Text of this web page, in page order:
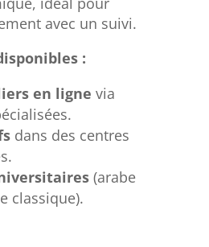
avec un suivi.
:
en ligne via
dans des centres
(arabe
classique).